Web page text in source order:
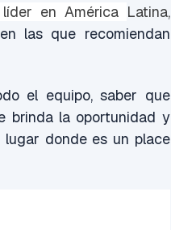
en América Latina,
las que recomiendan
el equipo, saber que
brinda la oportunidad y
donde es un place